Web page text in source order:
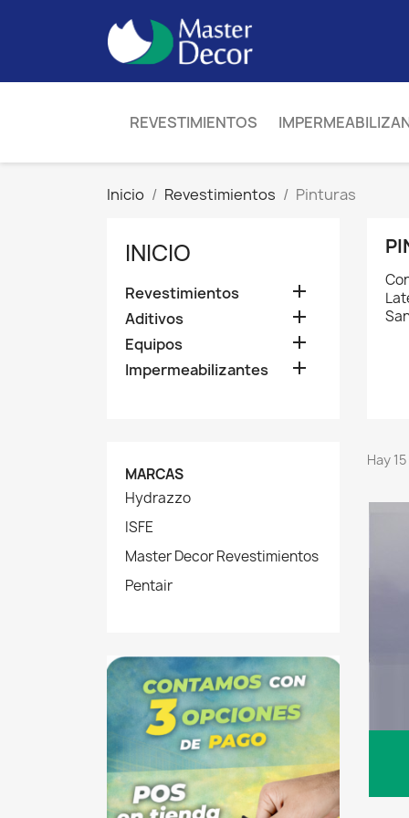
REVESTIMIENTOS
Inicio Revestimientos Pinturas
INICIO
Revestimientos 
Aditivos 
Equipos 
Impermeabilizantes 
MARCAS
Hydrazzo
ISFE
Master Decor Revestimientos
Pentair
Hay